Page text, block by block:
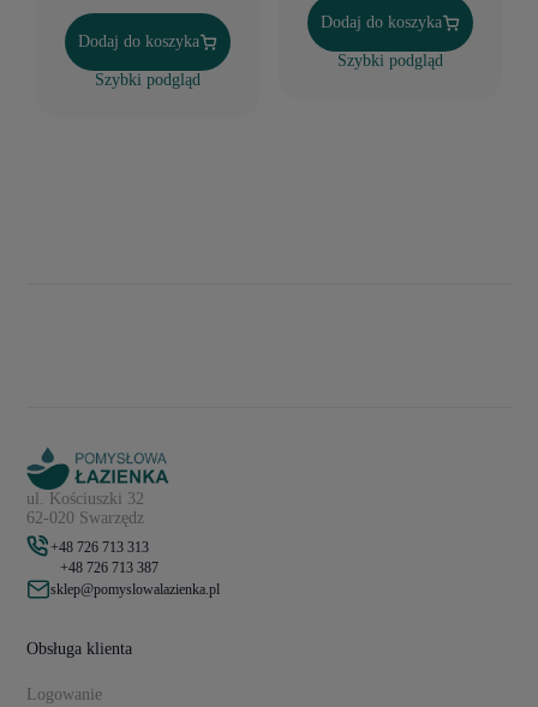
Dodaj do koszyka
Szybki podgląd
Dodaj do koszyka
Szybki podgląd
ul. Kościuszki 32
62-020 Swarzędz
+48 726 713 313
+48 726 713 387
sklep@pomyslowalazienka.pl
Obsługa klienta
Logowanie